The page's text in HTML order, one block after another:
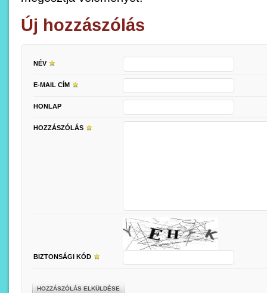
Új hozzászólás
NÉV
E-MAIL CÍM
HONLAP
HOZZÁSZÓLÁS
BIZTONSÁGI KÓD
HOZZÁSZÓLÁS ELKÜLDÉSE